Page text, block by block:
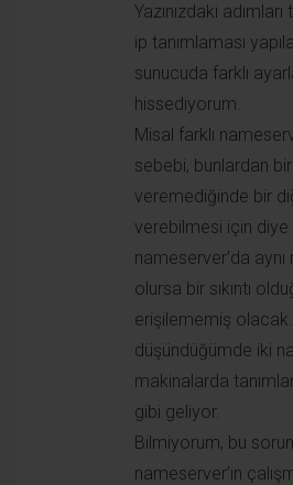
cevap verebilmesi için diye
nameserver’da aynı makinada
sıkıntı olduğunda her ikisine de
Düz mantık düşündüğümde iki
makinalarda tanımlanmış
Bilmiyorum, bu sorun belki de
mantığını tam olarak
kaynaklanıyor olabilir.
Yardımcı olursanız çok
(Eğer yoğunsanız okumam için
gösterebilirseniz de çok
Cevaplamak için giriş yapın
cliaweb
20 Aralık 2016